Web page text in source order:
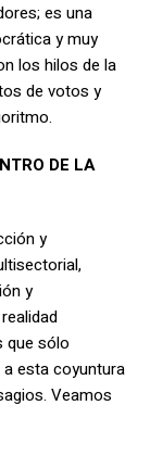
es una
y muy
los hilos de la
de votos y
DE LA
y
y
que sólo
esta coyuntura
Veamos